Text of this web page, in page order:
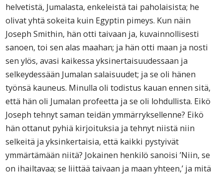
helvetistä, Jumalasta, enkeleistä tai paholaisista; he
olivat yhtä sokeita kuin Egyptin pimeys. Kun näin
Joseph Smithin, hän otti taivaan ja, kuvainnollisesti
sanoen, toi sen alas maahan; ja hän otti maan ja nosti
sen ylös, avasi kaikessa yksinertaisuudessaan ja
selkeydessään Jumalan salaisuudet; ja se oli hänen
työnsä kauneus. Minulla oli todistus kauan ennen sitä,
että hän oli Jumalan profeetta ja se oli lohdullista. Eikö
Joseph tehnyt saman teidän ymmärryksellenne? Eikö
hän ottanut pyhiä kirjoituksia ja tehnyt niistä niin
selkeitä ja yksinkertaisia, että kaikki pystyivät
ymmärtämään niitä? Jokainen henkilö sanoisi ’Niin, se
on ihailtavaa; se liittää taivaan ja maan yhteen,’ ja mitä